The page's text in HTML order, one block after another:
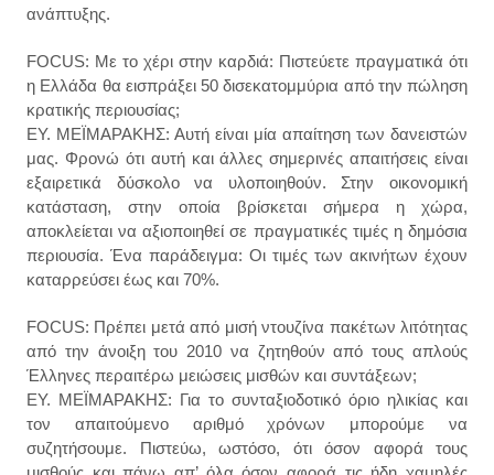
ανάπτυξης.
FOCUS: Με το χέρι στην καρδιά: Πιστεύετε πραγματικά ότι
η Ελλάδα θα εισπράξει 50 δισεκατομμύρια από την πώληση
κρατικής περιουσίας;
ΕΥ. ΜΕΪΜΑΡΑΚΗΣ: Αυτή είναι μία απαίτηση των δανειστών
μας. Φρονώ ότι αυτή και άλλες σημερινές απαιτήσεις είναι
εξαιρετικά δύσκολο να υλοποιηθούν. Στην οικονομική
κατάσταση, στην οποία βρίσκεται σήμερα η χώρα,
αποκλείεται να αξιοποιηθεί σε πραγματικές τιμές η δημόσια
περιουσία. Ένα παράδειγμα: Οι τιμές των ακινήτων έχουν
καταρρεύσει έως και 70%.
FOCUS: Πρέπει μετά από μισή ντουζίνα πακέτων λιτότητας
από την άνοιξη του 2010 να ζητηθούν από τους απλούς
Έλληνες περαιτέρω μειώσεις μισθών και συντάξεων;
ΕΥ. ΜΕΪΜΑΡΑΚΗΣ: Για το συνταξιοδοτικό όριο ηλικίας και
τον απαιτούμενο αριθμό χρόνων μπορούμε να
συζητήσουμε. Πιστεύω, ωστόσο, ότι όσον αφορά τους